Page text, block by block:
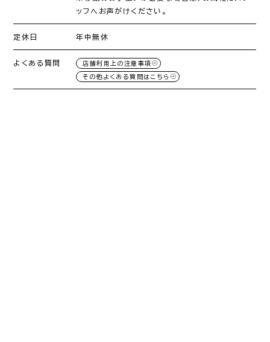
ッフへお声がけください。
定休日 年中無休
よくある質問 店舗利用上の注意事項
その他よくある質問はこちら